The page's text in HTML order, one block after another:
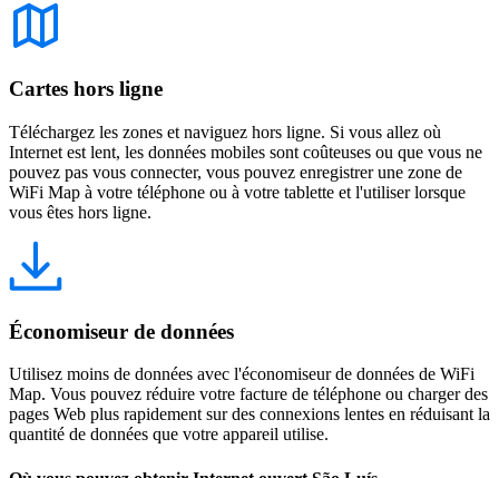
Cartes hors ligne
Téléchargez les zones et naviguez hors ligne. Si vous allez où
Internet est lent, les données mobiles sont coûteuses ou que vous ne
pouvez pas vous connecter, vous pouvez enregistrer une zone de
WiFi Map à votre téléphone ou à votre tablette et l'utiliser lorsque
vous êtes hors ligne.
Économiseur de données
Utilisez moins de données avec l'économiseur de données de WiFi
Map. Vous pouvez réduire votre facture de téléphone ou charger des
pages Web plus rapidement sur des connexions lentes en réduisant la
quantité de données que votre appareil utilise.